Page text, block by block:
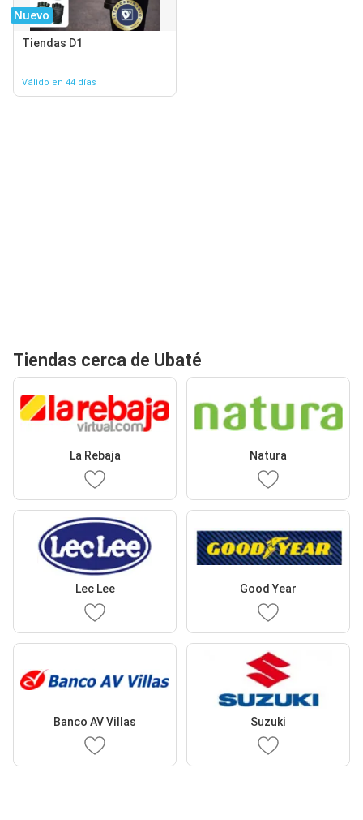
Nuevo
Tiendas D1
Válido en 44 días
Tiendas cerca de Ubaté
La Rebaja Natura
Lec Lee Good Year
Banco AV Villas Suzuki